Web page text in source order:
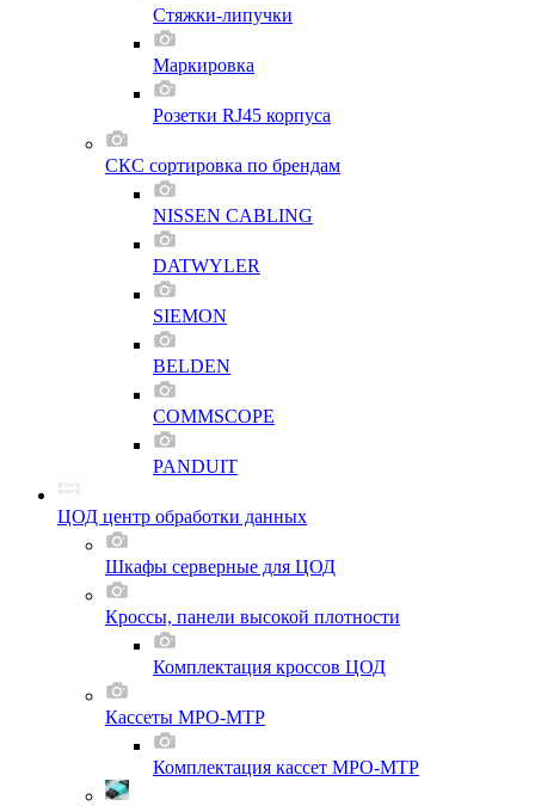
Стяжки-липучки
Маркировка
Розетки RJ45 корпуса
СКС сортировка по брендам
NISSEN CABLING
DATWYLER
SIEMON
BELDEN
COMMSCOPE
PANDUIT
ЦОД центр обработки данных
Шкафы серверные для ЦОД
Кроссы, панели высокой плотности
Комплектация кроссов ЦОД
Кассеты MPO-MTP
Комплектация кассет MPO-MTP